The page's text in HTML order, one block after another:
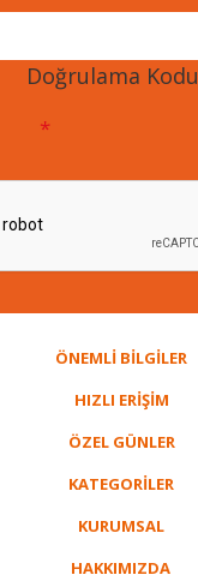
Doğrulama Kodu
ÖNEMLİ BİLGİLER
HIZLI ERİŞİM
ÖZEL GÜNLER
KATEGORİLER
KURUMSAL
HAKKIMIZDA